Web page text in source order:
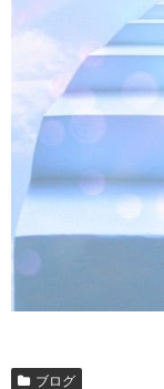
ブログ